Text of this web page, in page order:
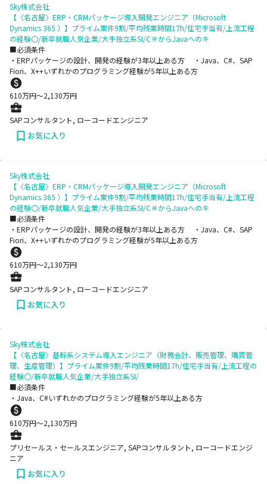
Sky株式会社
【〈名古屋〉ERP・CRMパッケージ導入開発エンジニア（Microsoft
Dynamics 365 ）】プライム案件9割/平均残業時間17h/住宅手当有/上流工程
の経験〇/新卒就職人気企業/大手独立系SI/C＃からJavaへのキ
■必須条件
・ERPパッケージの設計、開発の経験が3年以上ある方 ・Java、C#、SAP
Fiori、X++いずれかのプログラミング経験が5年以上ある方
610万円〜2,130万円
SAPコンサルタント, ローコードエンジニア
お気に入り
Sky株式会社
【〈名古屋〉ERP・CRMパッケージ導入開発エンジニア（Microsoft
Dynamics 365 ）】プライム案件9割/平均残業時間17h/住宅手当有/上流工程
の経験〇/新卒就職人気企業/大手独立系SI/C＃からJavaへのキ
■必須条件
・ERPパッケージの設計、開発の経験が3年以上ある方 ・Java、C#、SAP
Fiori、X++いずれかのプログラミング経験が5年以上ある方
610万円〜2,130万円
SAPコンサルタント, ローコードエンジニア
お気に入り
Sky株式会社
【〈名古屋〉基幹系システム導入エンジニア（財務会計、販売管理、購買管
理、生産管理）】プライム案件9割/平均残業時間17h/住宅手当有/上流工程の
経験〇/新卒就職人気企業/大手独立系SI/
■必須条件
・Java、C#いずれかのプログラミング経験が5年以上ある方
610万円〜2,130万円
プリセールス・セールスエンジニア, SAPコンサルタント, ローコードエンジ
ニア
お気に入り